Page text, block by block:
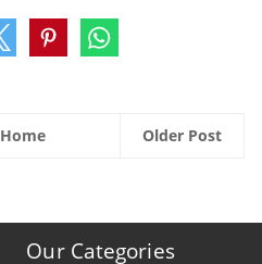
Older Post
Home
Our Categories